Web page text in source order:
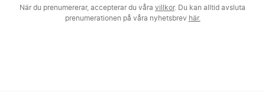
När du prenumererar, accepterar du våra villkor. Du kan alltid avsluta
prenumerationen på våra nyhetsbrev här.